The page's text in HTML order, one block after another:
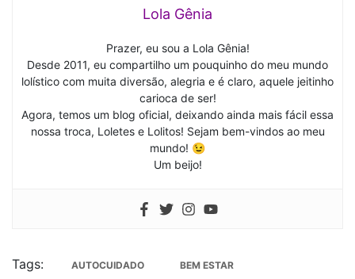
Lola Gênia
Prazer, eu sou a Lola Gênia!
Desde 2011, eu compartilho um pouquinho do meu mundo
lolístico com muita diversão, alegria e é claro, aquele jeitinho
carioca de ser!
Agora, temos um blog oficial, deixando ainda mais fácil essa
nossa troca, Loletes e Lolitos! Sejam bem-vindos ao meu
mundo! 😉
Um beijo!
Tags: AUTOCUIDADO BEM ESTAR